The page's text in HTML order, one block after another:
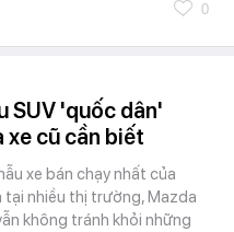
0
SUV 'quốc dân'
xe cũ cần biết
xe bán chạy nhất của
tại nhiều thị trường, Mazda
không tránh khỏi những